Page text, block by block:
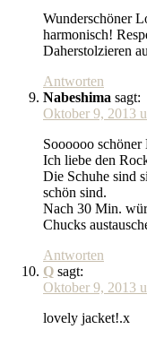
Wunderschöner
harmonisch!
Daherstolzieren
Antworten
Nabeshima sagt:
Oktober 9, 2013
Soooooo
Ich liebe den
Die Schuhe sind
schön sind.
Nach 30 Min.
Chucks
Antworten
Q sagt:
Oktober 9, 2013
lovely jacket!.x